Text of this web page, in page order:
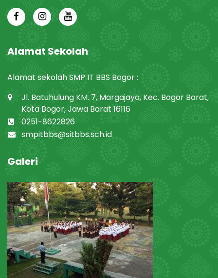
Alamat Sekolah
Alamat sekolah SMP IT BBS Bogor :
Jl. Batuhulung KM. 7, Margajaya, Kec. Bogor Barat,
Kota Bogor, Jawa Barat 16116
0251-8622826
smpitbbs@sitbbs.sch.id
Galeri